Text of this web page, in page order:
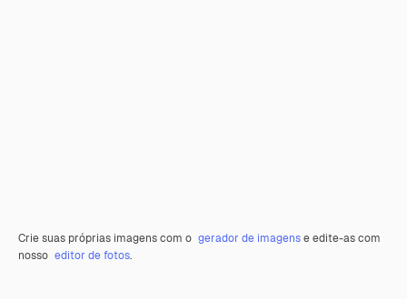
Crie suas próprias imagens com o gerador de imagense edite-as com
nosso editor de fotos.